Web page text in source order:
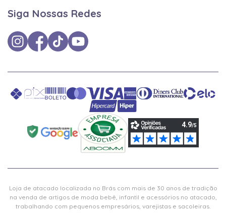
Siga Nossas Redes
Loja de atacado localizada no Brás com mais de 30 anos de tradição
na venda de artigos de moda bebê, infantil e acessórios no atacado,
trabalhando com pequenos empresários, varejistas e sacoleiras.